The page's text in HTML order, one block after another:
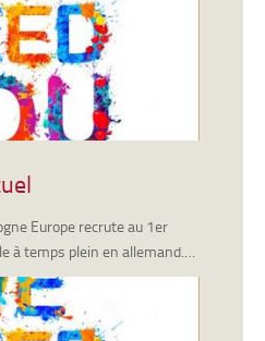
Europe recrute au 1er
à temps plein en allemand.…